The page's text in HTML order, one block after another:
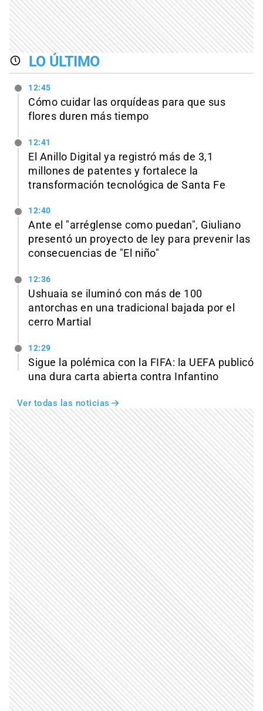
LO ÚLTIMO
12:45
Cómo cuidar las orquídeas para que sus
flores duren más tiempo
12:41
El Anillo Digital ya registró más de 3,1
millones de patentes y fortalece la
transformación tecnológica de Santa Fe
12:40
Ante el "arréglense como puedan", Giuliano
presentó un proyecto de ley para prevenir las
consecuencias de "El niño"
12:36
Ushuaia se iluminó con más de 100
antorchas en una tradicional bajada por el
cerro Martial
12:29
Sigue la polémica con la FIFA: la UEFA publicó
una dura carta abierta contra Infantino
Ver todas las noticias